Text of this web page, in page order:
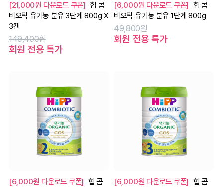
[21,000원 다운로드 쿠폰] 힙 콤
비오틱 유기농 분유 3단계 800g X
3캔
149,400원
회원 전용 특가
[6,000원 다운로드 쿠폰] 힙 콤
비오틱 유기농 분유 1단계 800g
49,800원
회원 전용 특가
[6,000원 다운로드 쿠폰] 힙 콤
[6,000원 다운로드 쿠폰] 힙 콤